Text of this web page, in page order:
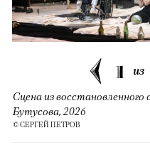
1 из
Сцена из
Бутусова, 2026
© СЕРГЕЙ ПЕТРОВ